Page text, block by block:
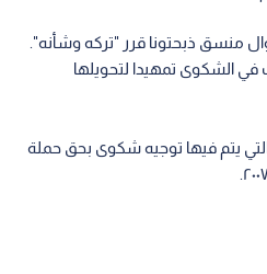
منسق ذبحتونا قرر "تركه وشأنه".
في الشكوى تمهيدا لتحويلها
يتم فيها توجيه شكوى بحق حملة